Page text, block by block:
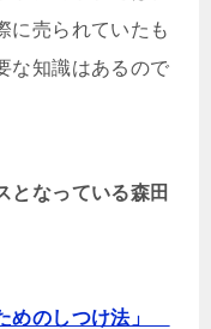
に売られていたも
な知識はあるので
なっている森田
めのしつけ法」